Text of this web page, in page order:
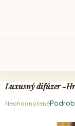
Luxusný difúzer -
Priemerné
Neohodnotené